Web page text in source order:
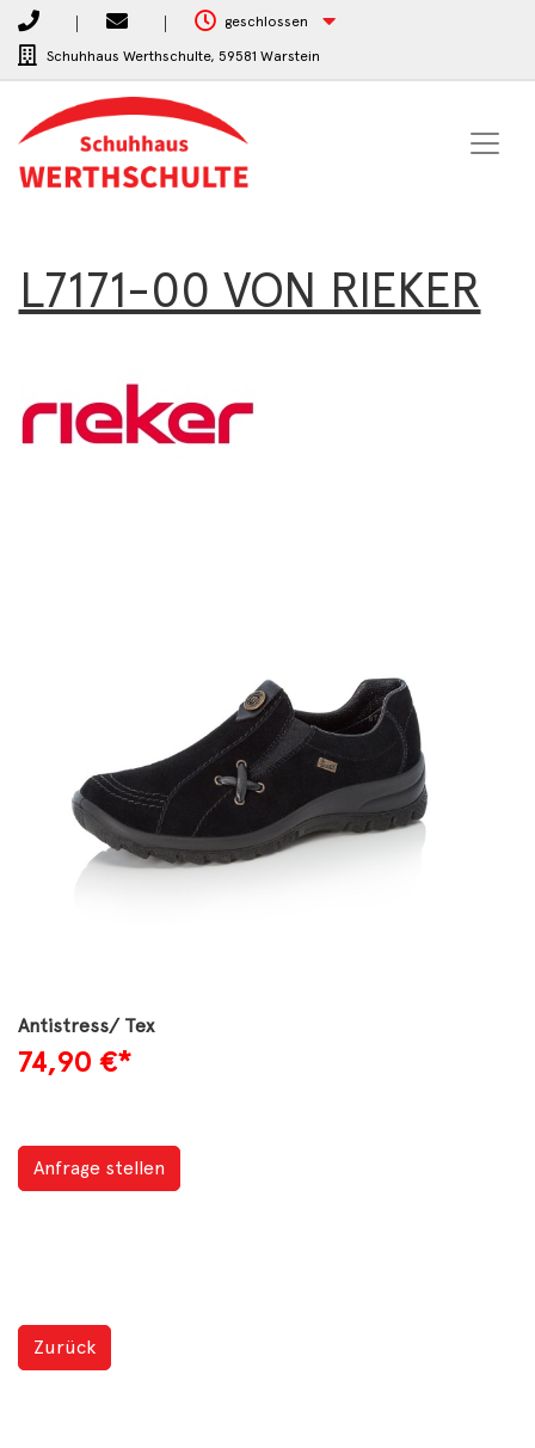
geschlossen
Schuhhaus Werthschulte, 59581 Warstein
L7171-00 VON RIEKER
Antistress/ Tex
74,90 €*
Anfrage stellen
Zurück